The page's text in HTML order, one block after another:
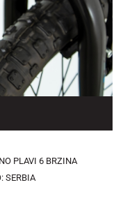
PLAVI 6 BRZINA
SERBIA